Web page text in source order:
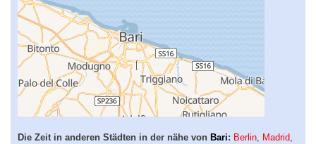
Die Zeit in anderen Städten in der nähe von Bari: Berlin Madrid